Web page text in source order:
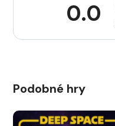
0.0
Podobné hry